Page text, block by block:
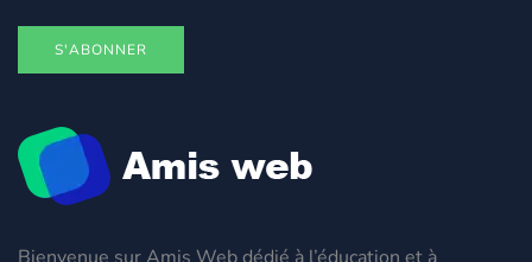
Bienvenue sur Amis Web dédié à l’éducation et à
S'ABONNER